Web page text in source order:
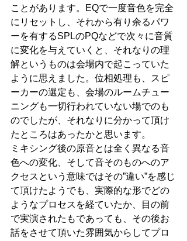
ことがあります。EQで一度音色を完全
にリセットし、それから有り余るパワ
ーを有するSPLのPQなどで次々に音質
に変化を与えていくと、それなりの理
解というものは会場内で起こっていた
ように思えました。位相処理も、スピ
ーカーの選定も、会場のルームチュー
ニングも一切行われていない場でのも
のでしたが、それなりに分かって頂け
たところはあったかと思います。
ミキシング後の原音とは全く異なる音
色への変化、そして音そのものへのア
クセスという意味ではその”違い”を感じ
て頂けたようでも、実際的な形でどの
ようなプロセスを経ていたか、目の前
で実演されたもであっても、その後お
話をさせて頂いた雰囲気からしてプロ